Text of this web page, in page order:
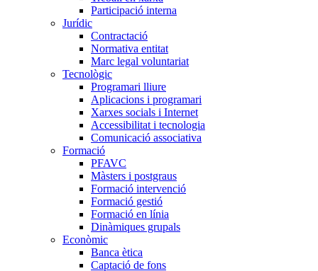
Participació interna
Jurídic
Contractació
Normativa entitat
Marc legal voluntariat
Tecnològic
Programari lliure
Aplicacions i programari
Xarxes socials i Internet
Accessibilitat i tecnologia
Comunicació associativa
Formació
PFAVC
Màsters i postgraus
Formació intervenció
Formació gestió
Formació en línia
Dinàmiques grupals
Econòmic
Banca ètica
Captació de fons